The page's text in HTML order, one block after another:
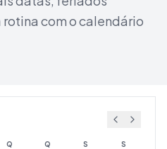
com o calendário
Q Q S S